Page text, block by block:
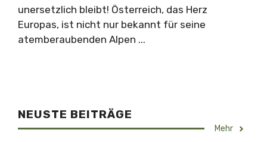
unersetzlich bleibt! Österreich, das Herz
Europas, ist nicht nur bekannt für seine
atemberaubenden Alpen ...
NEUSTE BEITRÄGE
Mehr